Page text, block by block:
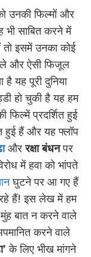
उनकी फिल्मों और
भी साबित करने में
तो इसमें उनका कोई
ले और ऐसी फिजूल
यह पूरी दुनिया
हो चुकी है यह हम
फिल्में प्रदर्शित हुई
हुई हैं और यह फ्लॉप
औररक्षा बंधनपर
में हवा को भांपते
घुटने पर आ गए हैं
हैं! इस लेख में हम
बात न करने वाले
करने वाले
के लिए भीख मांगने